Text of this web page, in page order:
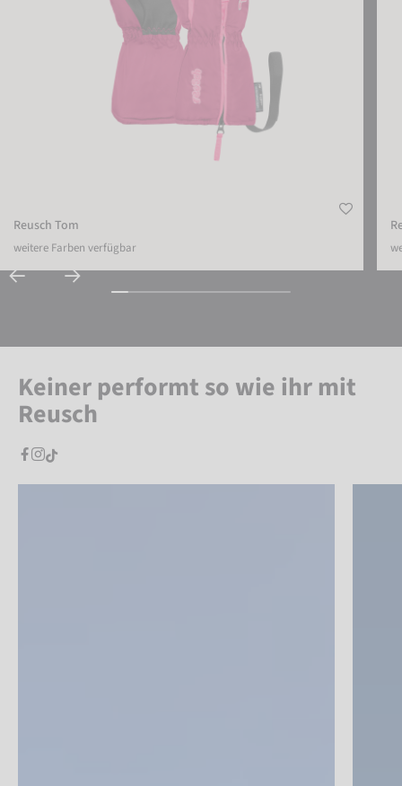
Reusch Tom
weitere Farben verfügbar
Keiner performt so wie ihr mit
Reusch